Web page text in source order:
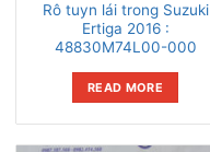
Rô tuyn lái trong Suzuki
Ertiga 2016 :
48830M74L00-000
READ MORE